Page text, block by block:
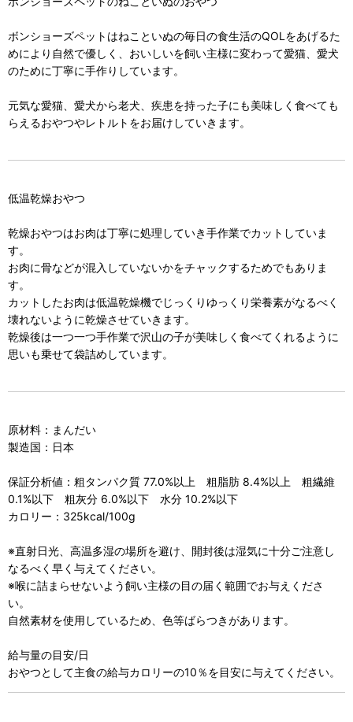
ボンショーズペットはねこといぬの毎日の食生活のQOLをあげるた
めにより自然で優しく、おいしいを飼い主様に変わって愛猫、愛犬
のために丁寧に手作りしています。
元気な愛猫、愛犬から老犬、疾患を持った子にも美味しく食べても
らえるおやつやレトルトをお届けしていきます。
低温乾燥おやつ
乾燥おやつはお肉は丁寧に処理していき手作業でカットしていま
す。
お肉に骨などが混入していないかをチャックするためでもありま
す。
カットしたお肉は低温乾燥機でじっくりゆっくり栄養素がなるべく
壊れないように乾燥させていきます。
乾燥後は一つ一つ手作業で沢山の子が美味しく食べてくれるように
思いも乗せて袋詰めしています。
原材料：まんだい
製造国：日本
保証分析値：粗タンパク質 77.0%以上 粗脂肪 8.4%以上 粗繊維
0.1%以下 粗灰分 6.0%以下 水分 10.2%以下
カロリー：325kcal/100g
※直射日光、高温多湿の場所を避け、開封後は湿気に十分ご注意し
なるべく早く与えてください。
※喉に詰まらせないよう飼い主様の目の届く範囲でお与えくださ
い。
自然素材を使用しているため、色等ばらつきがあります。
給与量の目安/日
おやつとして主食の給与カロリーの10％を目安に与えてください。